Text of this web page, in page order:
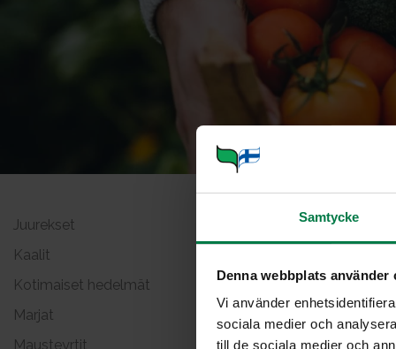
Samtycke
Denna webbplats använder
Vi använder
sociala medier och
till de sociala medier och
Juurekset
Kaalit
Kotimaiset hedelmät
Marjat
Mausteyrtit